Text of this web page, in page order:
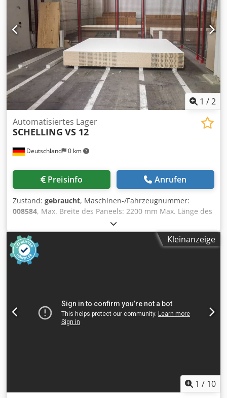
ist eine Besichtigung während des Betriebs möglich. Die
Maschine ist ab dem 02.03.2026 verfügbar.
1 /2
Deutschland 0 km
Automatisiertes Lager
SCHELLING VS 12
Preisinfo Anrufen
Zustand: gebraucht, Maschinen-/Fahrzeugnummer:
008584, Max. Breite des Paneels: 2200 mm Max. Länge des
Paneels: 5600 mm Djdpfx Aey Stv Ajhpskr Hebekapazität:
200 Kg Lagerabmessungslänge: 40000 mm
Lagerabmessungsbreite: 12000 mm
Kleinanzeige
1 / 10